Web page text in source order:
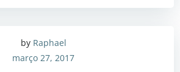
by Raphael
março 27, 2017